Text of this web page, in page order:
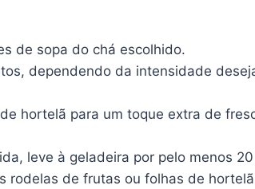
de sopa do chá escolhido.
dependendo da intensidade
hortelã para um toque extra de
leve à geladeira por pelo menos
rodelas de frutas ou folhas de